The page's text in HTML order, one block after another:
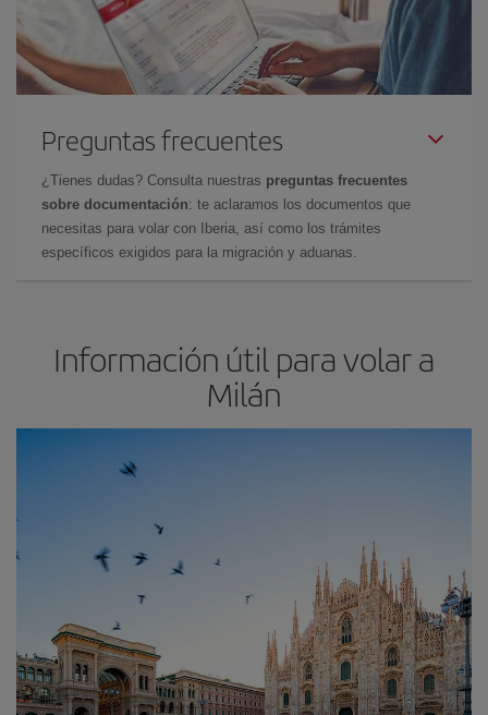
Preguntas frecuentes
¿Tienes dudas? Consulta nuestras preguntas frecuentes
sobre documentación: te aclaramos los documentos que
necesitas para volar con Iberia, así como los trámites
específicos exigidos para la migración y aduanas.
Información útil para volar a
Milán